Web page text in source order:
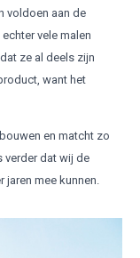
voldoen aan de
vele malen
ze al deels zijn
want het
en matcht zo
verder dat wij de
jaren mee kunnen.